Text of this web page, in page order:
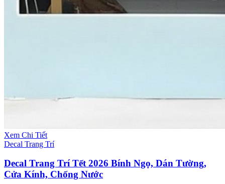
Xem Chi Tiết
Decal Trang Trí
Decal Trang Trí Tết 2026 Bính Ngọ, Dán Tường,
Cửa Kính, Chống Nước